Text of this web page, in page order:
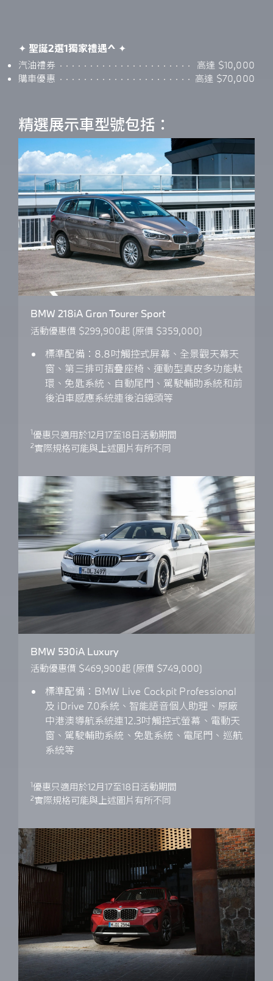
✦ 聖誕2選1獨家禮遇^ ✦
汽油禮券
高達 $10,000
購車優惠
高達 $70,000
精選展示車型號包括：
BMW 218iA Gran Tourer Sport
活動優惠價 $299,900起 (原價 $359,000)
標準配備：8.8吋觸控式屏幕、全景觀天幕天
窗、第三排可摺疊座椅、運動型真皮多功能軚
環、免匙系統、自動尾門、駕駛輔助系統和前
後泊車感應系統連後泊鏡頭等
1優惠只適用於12月17至18日活動期間
2實際規格可能與上述圖片有所不同
BMW 530iA Luxury
活動優惠價 $469,900起 (原價 $749,000)
標準配備：BMW Live Cockpit Professional
及 iDrive 7.0系統、智能語音個人助理、原廠
中港澳導航系統連12.3吋觸控式螢幕、電動天
窗、駕駛輔助系統、免匙系統、電尾門、巡航
系統等
1優惠只適用於12月17至18日活動期間
2實際規格可能與上述圖片有所不同